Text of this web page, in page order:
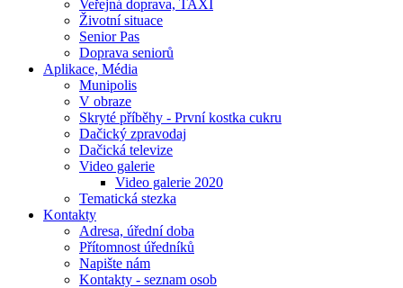
Veřejná doprava, TAXI
Životní situace
Senior Pas
Doprava seniorů
Aplikace, Média
Munipolis
V obraze
Skryté příběhy - První kostka cukru
Dačický zpravodaj
Dačická televize
Video galerie
Video galerie 2020
Tematická stezka
Kontakty
Adresa, úřední doba
Přítomnost úředníků
Napište nám
Kontakty - seznam osob